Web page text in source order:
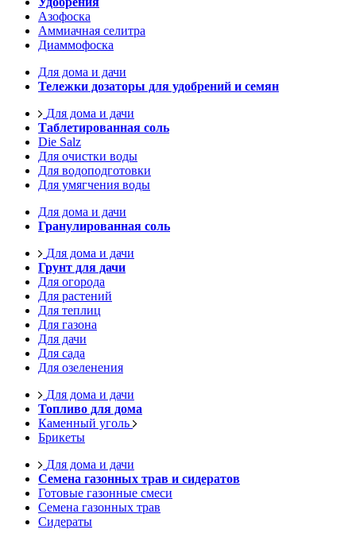
Азофоска
Аммиачная селитра
Диаммофоска
Для дома и дачи
Тележки дозаторы для удобрений и семян
Для дома и дачи
Таблетированная соль
Die Salz
Для очистки воды
Для водоподготовки
Для умягчения воды
Для дома и дачи
Гранулированная соль
Для дома и дачи
Грунт для дачи
Для огорода
Для растений
Для теплиц
Для газона
Для дачи
Для сада
Для озеленения
Для дома и дачи
Топливо для дома
Каменный уголь
Брикеты
Для дома и дачи
Семена газонных трав и сидератов
Готовые газонные смеси
Семена газонных трав
Сидераты